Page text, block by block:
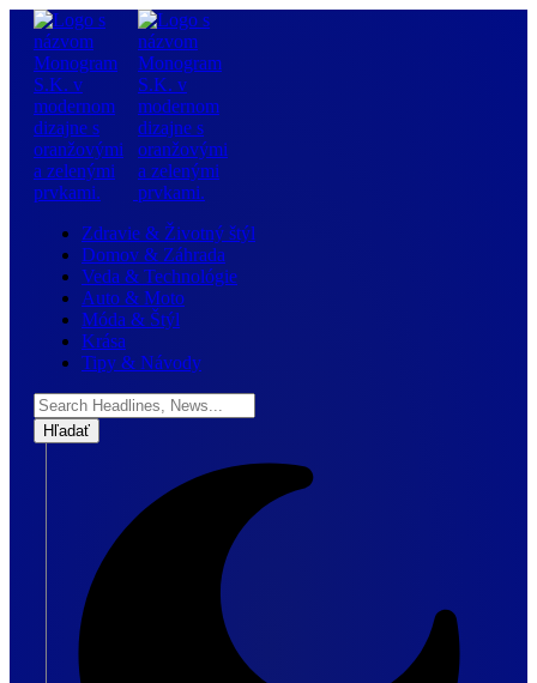
Zdravie & Životný štýl
Domov & Záhrada
Veda & Technológie
Auto & Moto
Móda & Štýl
Krása
Tipy & Návody